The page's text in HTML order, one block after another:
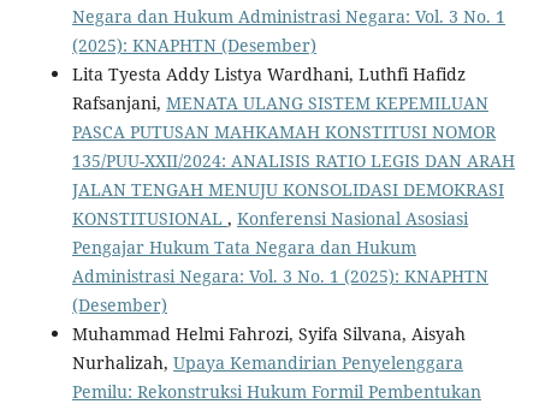
Negara dan Hukum Administrasi Negara: Vol. 3 No. 1
(2025): KNAPHTN (Desember)
Lita Tyesta Addy Listya Wardhani, Luthfi Hafidz
Rafsanjani, MENATA ULANG SISTEM KEPEMILUAN
PASCA PUTUSAN MAHKAMAH KONSTITUSI NOMOR
135/PUU-XXII/2024: ANALISIS RATIO LEGIS DAN ARAH
JALAN TENGAH MENUJU KONSOLIDASI DEMOKRASI
KONSTITUSIONAL , Konferensi Nasional Asosiasi
Pengajar Hukum Tata Negara dan Hukum
Administrasi Negara: Vol. 3 No. 1 (2025): KNAPHTN
(Desember)
Muhammad Helmi Fahrozi, Syifa Silvana, Aisyah
Nurhalizah, Upaya Kemandirian Penyelenggara
Pemilu: Rekonstruksi Hukum Formil Pembentukan